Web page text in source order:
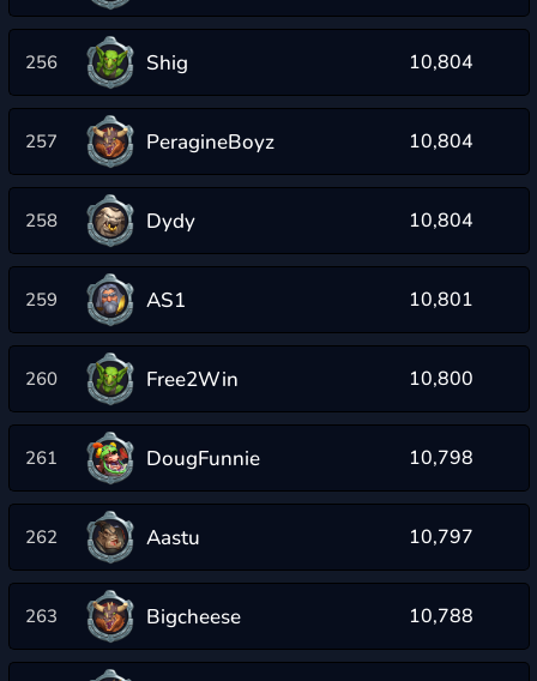
256 Shig 10,804
257 PeragineBoyz 10,804
258 Dydy 10,804
259 AS1 10,801
260 Free2Win 10,800
261 DougFunnie 10,798
262 Aastu 10,797
263 Bigcheese 10,788